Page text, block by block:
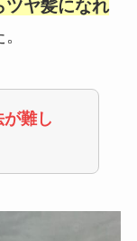
ツヤ髪になれ
難し